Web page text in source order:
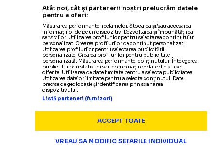
ARHIVA FOTBAL 30.10.2009
Fotbalistii au primit interzis la scuipat din partea
ARHIVA FOTBAL
Noul presedinte al LPF va fi ales in 16 noiembrie/
Dumitru Dragomir: "Nu am contracandidati"
ARHIVA FOTBAL 15.10.2009
stabilit programul returului
Ligii 1, sezonul 2009/2010
ARHIVA FOTBAL
Liga 1: Dinamo si Pandurii au
"stins" litigiul; gorjenii vor juca in
etapa de duminica
ARHIVA FOTBAL 23.09.2009
Pandurii Tg. Jiu, neprogramata in
etapa a opta a Ligii 1
Atât noi, cât și partenerii noștri prelucrăm datele
pentru a oferi:
Măsurarea performanței reclamelor. Stocarea și/sau accesarea
informațiilor de pe un dispozitiv. Dezvoltarea și îmbunătățirea
serviciilor. Utilizarea profilurilor pentru selectarea conținutului
personalizat. Crearea profilurilor de conținut personalizat.
Utilizarea profilurilor pentru selectarea publicității
personalizate. Crearea profilurilor pentru publicitate
personalizată. Măsurarea performanței conținutului. Înțelegerea
publicului prin statistici sau combinații de date din surse
diferite. Utilizarea de date limitate pentru a selecta publicitatea.
Utilizarea datelor limitate pentru a selecta conținutul. Date
precise de geolocație și identificarea prin scanarea
dispozitivului.
Listă parteneri (furnizori)
ACCEPT TOATE
VREAU SA MODIFIC SETARILE INDIVIDUAL